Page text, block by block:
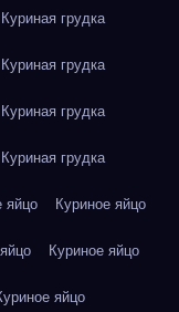
Куриная грудка
Куриная грудка
Куриная грудка
Куриная грудка
яйцо Куриное яйцо
Куриное яйцо
яйцо